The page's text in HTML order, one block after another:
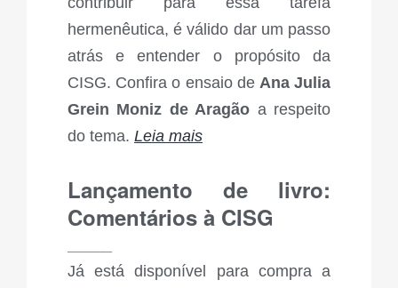
hermenêutica, é válido dar um passo
atrás e entender o propósito da
CISG. Confira o ensaio de Ana Julia
Grein Moniz de Aragão a respeito
do tema. Leia mais
Lançamento de livro:
Comentários à CISG
Já está disponível para compra a